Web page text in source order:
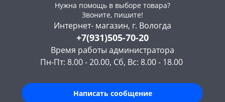
Нужна помощь в выборе товара?
Звоните, пишите!
Интернет- магазин, г. Вологда
+7(931)505-70-20
Время работы администратора
Пн-Пт: 8.00 - 20.00, Сб, Вс: 8.00 - 18.00
Написать сообщение